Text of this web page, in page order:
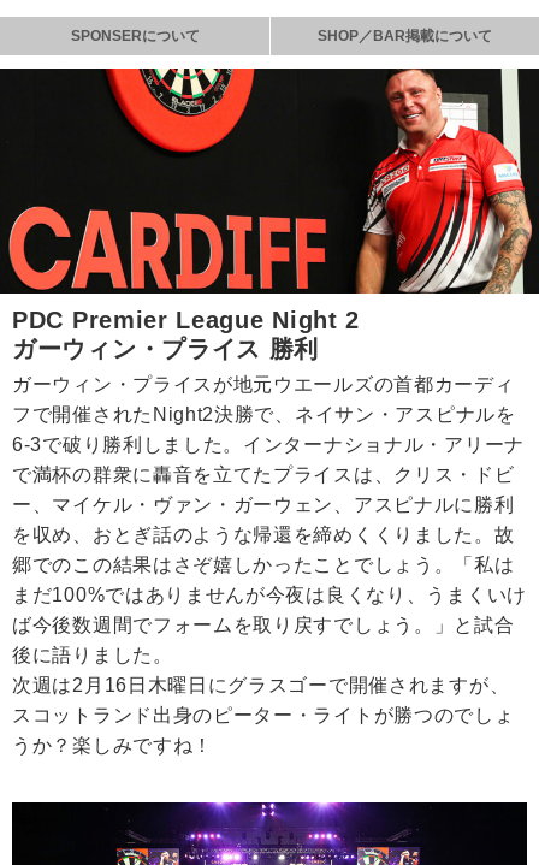
SPONSERについて SHOP／BAR掲載について
PDC Premier League Night 2
ガーウィン・プライス 勝利
ガーウィン・プライスが地元ウエールズの首都カーディ
フで開催されたNight2決勝で、ネイサン・アスピナルを
6-3で破り勝利しました。インターナショナル・アリーナ
で満杯の群衆に轟音を立てたプライスは、クリス・ドビ
ー、マイケル・ヴァン・ガーウェン、アスピナルに勝利
を収め、おとぎ話のような帰還を締めくくりました。故
郷でのこの結果はさぞ嬉しかったことでしょう。「私は
まだ100%ではありませんが今夜は良くなり、うまくいけ
ば今後数週間でフォームを取り戻すでしょう。」と試合
後に語りました。
次週は2月16日木曜日にグラスゴーで開催されますが、
スコットランド出身のピーター・ライトが勝つのでしょ
うか？楽しみですね！